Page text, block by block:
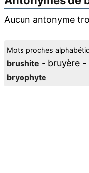
Aucun antonyme
Mots proches
brushite - bruyère -
bryophyte